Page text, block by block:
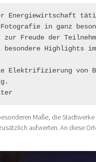
Energiewirtschaft
in ganz
Freude der
besondere Highlights im
von
Maße, die
aufwerten. An diese